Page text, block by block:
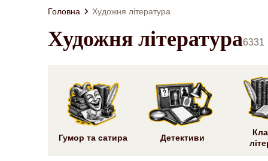
Головна Художня література
Художня література6331
Гумор та сатира Детективи